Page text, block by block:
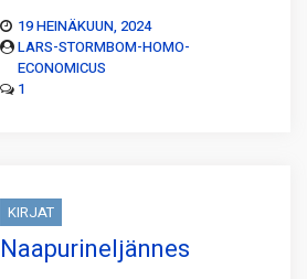
19 HEINÄKUUN, 2024
LARS-STORMBOM-HOMO-
ECONOMICUS
1
KIRJAT
Naapurineljännes